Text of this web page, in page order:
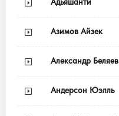
Азимов Айзек
Александр Беляев
Андерсон Юэлль